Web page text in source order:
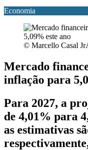
Economia
© Marcello Casal
Mercado
inflação para
Para 2027, a
de 4,01% para
as estimativas